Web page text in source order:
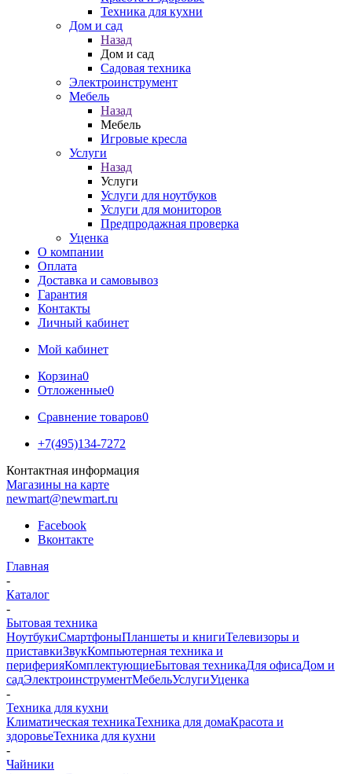
Техника для кухни
Дом и сад
Назад
Дом и сад
Садовая техника
Электроинструмент
Мебель
Назад
Мебель
Игровые кресла
Услуги
Назад
Услуги
Услуги для ноутбуков
Услуги для мониторов
Предпродажная проверка
Уценка
О компании
Оплата
Доставка и самовывоз
Гарантия
Контакты
Личный кабинет
Мой кабинет
Корзина0
Отложенные0
Сравнение товаров0
+7(495)134-7272
Контактная информация
Магазины на карте
newmart@newmart.ru
Facebook
Вконтакте
Главная
-
Каталог
-
Бытовая техника
НоутбукиСмартфоныПланшеты и книгиТелевизоры и
приставкиЗвукКомпьютерная техника и
периферияКомплектующиеБытовая техникаДля офисаДом и
садЭлектроинструментМебельУслугиУценка
-
Техника для кухни
Климатическая техникаТехника для домаКрасота и
здоровьеТехника для кухни
-
Чайники